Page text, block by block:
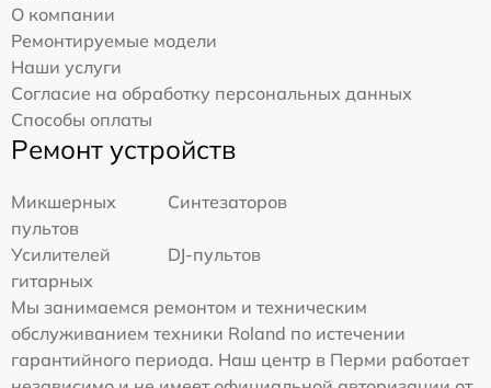
О компании
Ремонтируемые модели
Наши услуги
Согласие на обработку персональных данных
Способы оплаты
Ремонт устройств
Микшерных
пультов
Синтезаторов
Усилителей
гитарных
DJ-пультов
Мы занимаемся ремонтом и техническим
обслуживанием техники Roland по истечении
гарантийного периода. Наш центр в Перми работает